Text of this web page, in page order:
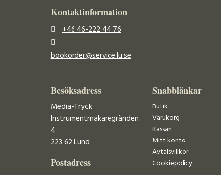
Kontaktinformation
+46 46-222 44 76
bookorder@service.lu.se
Besöksadress
Media-Tryck
Instrumentmakaregränden
4
223 62 Lund
Postadress
Snabblänkar
Butik
Varukorg
Kassan
Mitt konto
Avtalsvillkor
Cookiepolicy